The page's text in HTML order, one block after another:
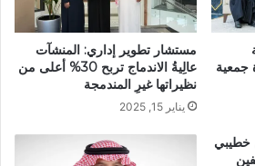
جمعية
مستشار تطوير إداري: المنشآت
عالِيةُ الاندماج تربح 30% أعلى من
نظيراتها غيرِ المندمجة
يناير 15, 2025
خطيبي